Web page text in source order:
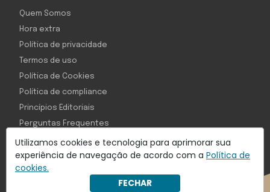
Utilizamos cookies e tecnologia para aprimorar sua
experiência de navegação de acordo com a Política de
cookies.
FECHAR
Com inteligência e tecnologia:
Object1ve - Marketing Solution
Quem Somos
Hora extra
Política de privacidade
Termos de uso
Política de Cookies
Política de compliance
Princípios Editoriais
Perguntas Frequentes